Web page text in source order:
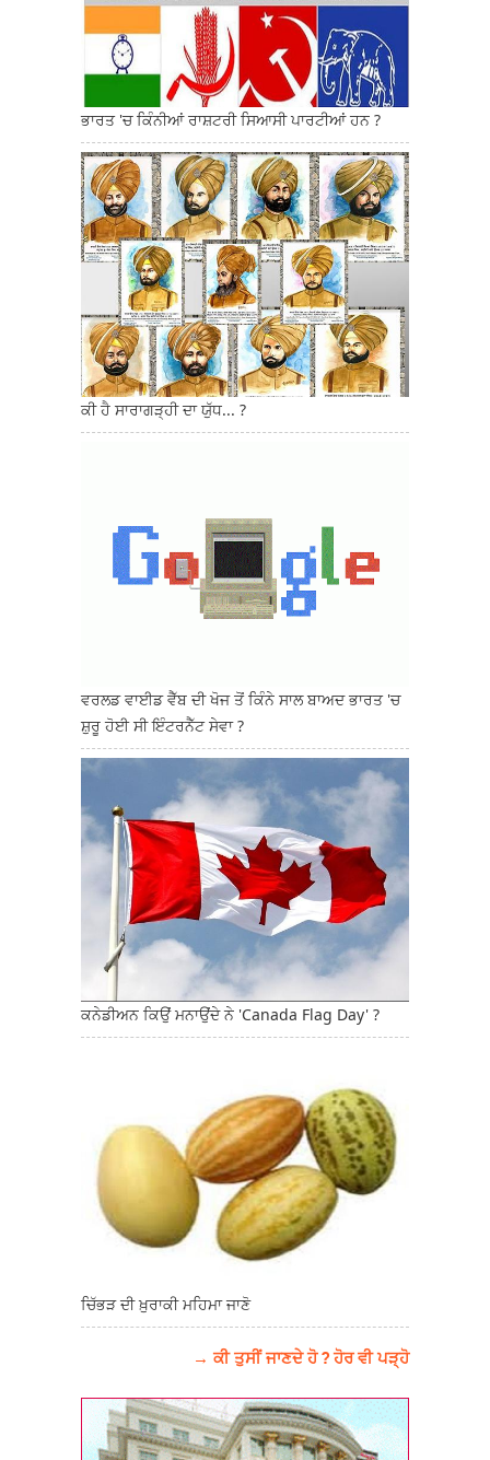
ਭਾਰਤ 'ਚ ਕਿੰਨੀਆਂ ਰਾਸ਼ਟਰੀ ਸਿਆਸੀ ਪਾਰਟੀਆਂ ਹਨ ?
ਕੀ ਹੈ ਸਾਰਾਗੜ੍ਹੀ ਦਾ ਯੁੱਧ... ?
ਵਰਲਡ ਵਾਈਡ ਵੈੱਬ ਦੀ ਖੋਜ ਤੋਂ ਕਿੰਨੇ ਸਾਲ ਬਾਅਦ ਭਾਰਤ 'ਚ
ਸ਼ੁਰੂ ਹੋਈ ਸੀ ਇੰਟਰਨੈੱਟ ਸੇਵਾ ?
ਕਨੇਡੀਅਨ ਕਿਉਂ ਮਨਾਉਂਦੇ ਨੇ 'Canada Flag Day' ?
ਚਿੱਭੜ ਦੀ ਖ਼ੁਰਾਕੀ ਮਹਿਮਾ ਜਾਣੋ
→ ਕੀ ਤੁਸੀਂ ਜਾਣਦੇ ਹੋ ? ਹੋਰ ਵੀ ਪੜ੍ਹੋ